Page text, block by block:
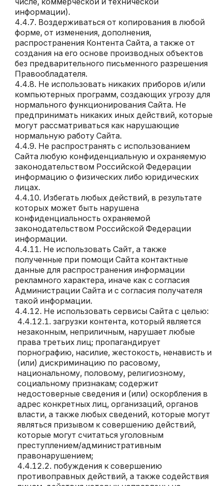
информации).
Воздерживаться от копирования в любой
форме, от изменения, дополнения,
распространения Контента Сайта, а также от
создания на его основе производных объектов
без предварительного письменного разрешения
Правообладателя.
Не использовать никаких приборов и/или
компьютерных программ, создающих угрозу для
нормального функционирования Сайта. Не
предпринимать никаких иных действий, которые
могут рассматриваться как нарушающие
нормальную работу Сайта.
Не распространять с использованием
Сайта любую конфиденциальную и охраняемую
законодательством Российской Федерации
информацию о физических либо юридических
лицах.
Избегать любых действий, в результате
которых может быть нарушена
конфиденциальность охраняемой
законодательством Российской Федерации
информации.
Не использовать Сайт, а также
полученные при помощи Сайта контактные
данные для распространения информации
рекламного характера, иначе как с согласия
Администрации Сайта и с согласия получателя
такой информации.
Не использовать сервисы Сайта с целью:
загрузки контента, который является
незаконным, неприличным, нарушает любые
права третьих лиц; пропагандирует
порнографию, насилие, жестокость, ненависть и
(или) дискриминацию по расовому,
национальному, половому, религиозному,
социальному признакам; содержит
недостоверные сведения и (или) оскорбления в
адрес конкретных лиц, организаций, органов
власти, а также любых сведений, которые могут
являться призывом к совершению действий,
которые могут считаться уголовным
преступлением/административным
правонарушением;
побуждения к совершению
противоправных действий, а также содействия